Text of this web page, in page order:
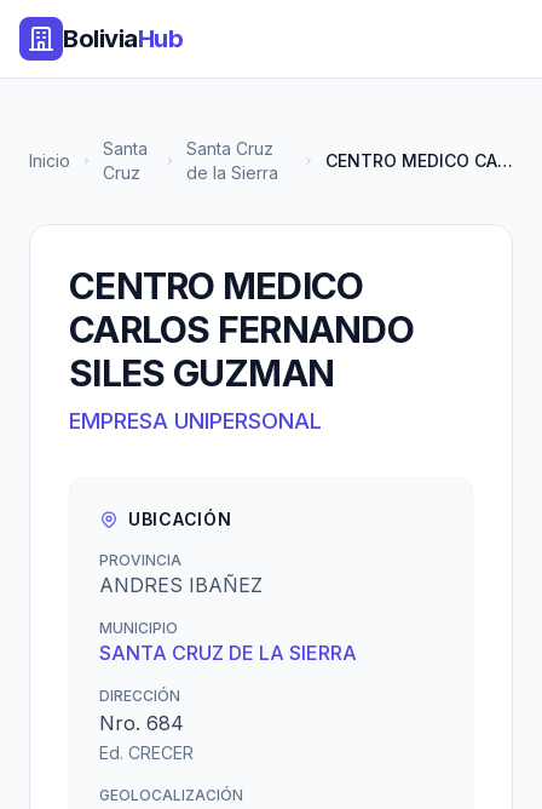
BoliviaHub
Inicio
Santa
Cruz
Santa Cruz
de la Sierra
CENTRO MEDICO CARLOS FERNANDO...
CENTRO MEDICO
CARLOS FERNANDO
SILES GUZMAN
EMPRESA UNIPERSONAL
UBICACIÓN
PROVINCIA
ANDRES IBAÑEZ
MUNICIPIO
SANTA CRUZ DE LA SIERRA
DIRECCIÓN
Nro. 684
Ed. CRECER
GEOLOCALIZACIÓN